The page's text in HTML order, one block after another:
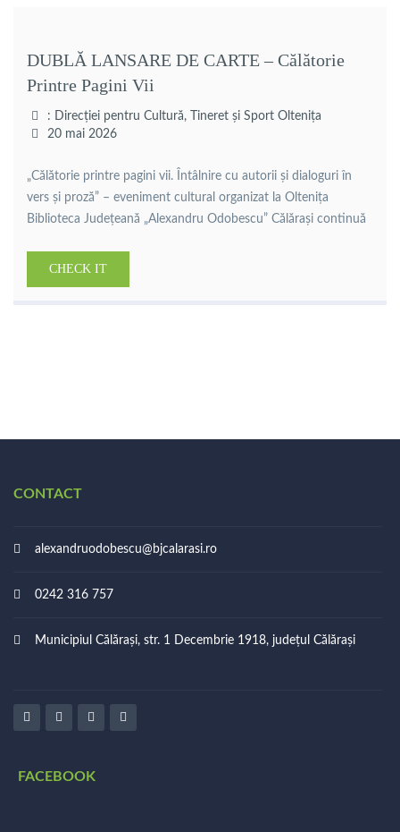
DUBLĂ LANSARE DE CARTE – Călătorie
Printre Pagini Vii
: Direcției pentru Cultură, Tineret și Sport Oltenița
20 mai 2026
„Călătorie printre pagini vii. Întâlnire cu autorii și dialoguri în
vers și proză” – eveniment cultural organizat la Oltenița
Biblioteca Județeană „Alexandru Odobescu” Călărași continuă
contemporane și consolidării legăturii dintre carte și
CHECK IT
CONTACT
alexandruodobescu@bjcalarasi.ro
0242 316 757
Municipiul Călărași, str. 1 Decembrie 1918, județul Călărași
FACEBOOK